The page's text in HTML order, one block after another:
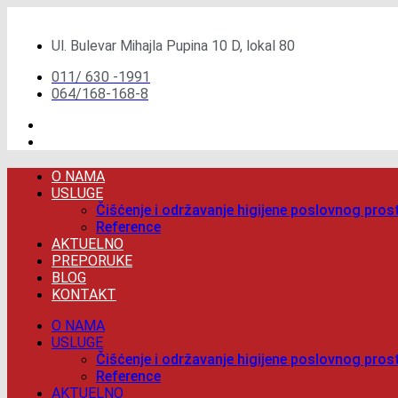
садржајUl. Bulevar Mihajla Pupina 10 D, lokal 80
011/ 630 -1991
064/168-168-8
O NAMA
USLUGE
Čišćenje i održavanje higijene poslovnog
Reference
AKTUELNO
PREPORUKE
BLOG
KONTAKT
O NAMA
USLUGE
Čišćenje i održavanje higijene poslovnog
Reference
AKTUELNO